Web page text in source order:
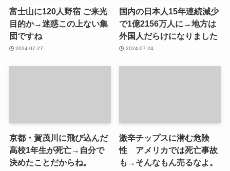
富士山に120人野宿 ご来光
目的か→迷惑この上ない集
団ですね
2024-07-27
国内の日本人15年連続減少
で1億2156万人に→地方は
外国人だらけになりました
2024-07-24
京都・賀茂川に飛び込んだ
高校1年生が死亡→自分で
決めたことだからね。
激辛チップスに潜む危険
性 アメリカでは死亡事故
も→そんなもん売るなよ。